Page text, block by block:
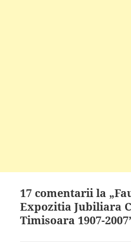
17 comentarii la
Expozitia Jubiliara
Timisoara 1907-